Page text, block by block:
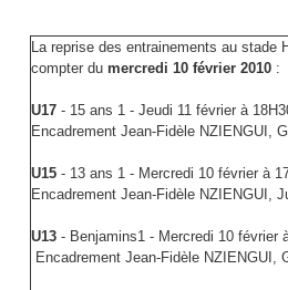
La reprise des entrainements au stade
compter du mercredi 10 février 2010:
U17- 15 ans 1 - Jeudi 11 février à
Encadrement Jean-Fidèle NZIENGUI,
U15- 13 ans 1 - Mercredi 10 février à
Encadrement Jean-Fidèle NZIENGUI,
U13- Benjamins1 - Mercredi 10 février
Encadrement Jean-Fidèle NZIENGUI,